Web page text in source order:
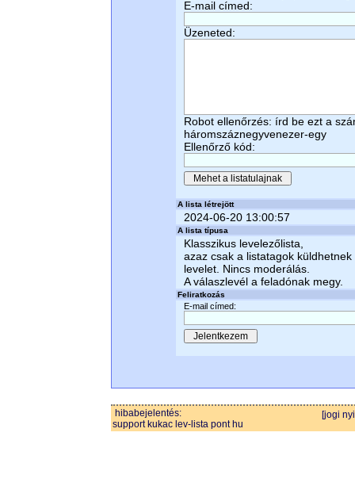
E-mail címed:
Üzeneted:
Robot ellenőrzés: írd be ezt a
háromszáznegyvenezer-egy
Ellenőrző kód:
A lista létrejött
2024-06-20 13:00:57
A lista típusa
Klasszikus levelezőlista,
azaz csak a listatagok küldhetnek
levelet. Nincs moderálás.
A válaszlevél a feladónak megy.
Feliratkozás
E-mail címed:
hibabejelentés:
support kukac lev-lista pont hu
[jogi